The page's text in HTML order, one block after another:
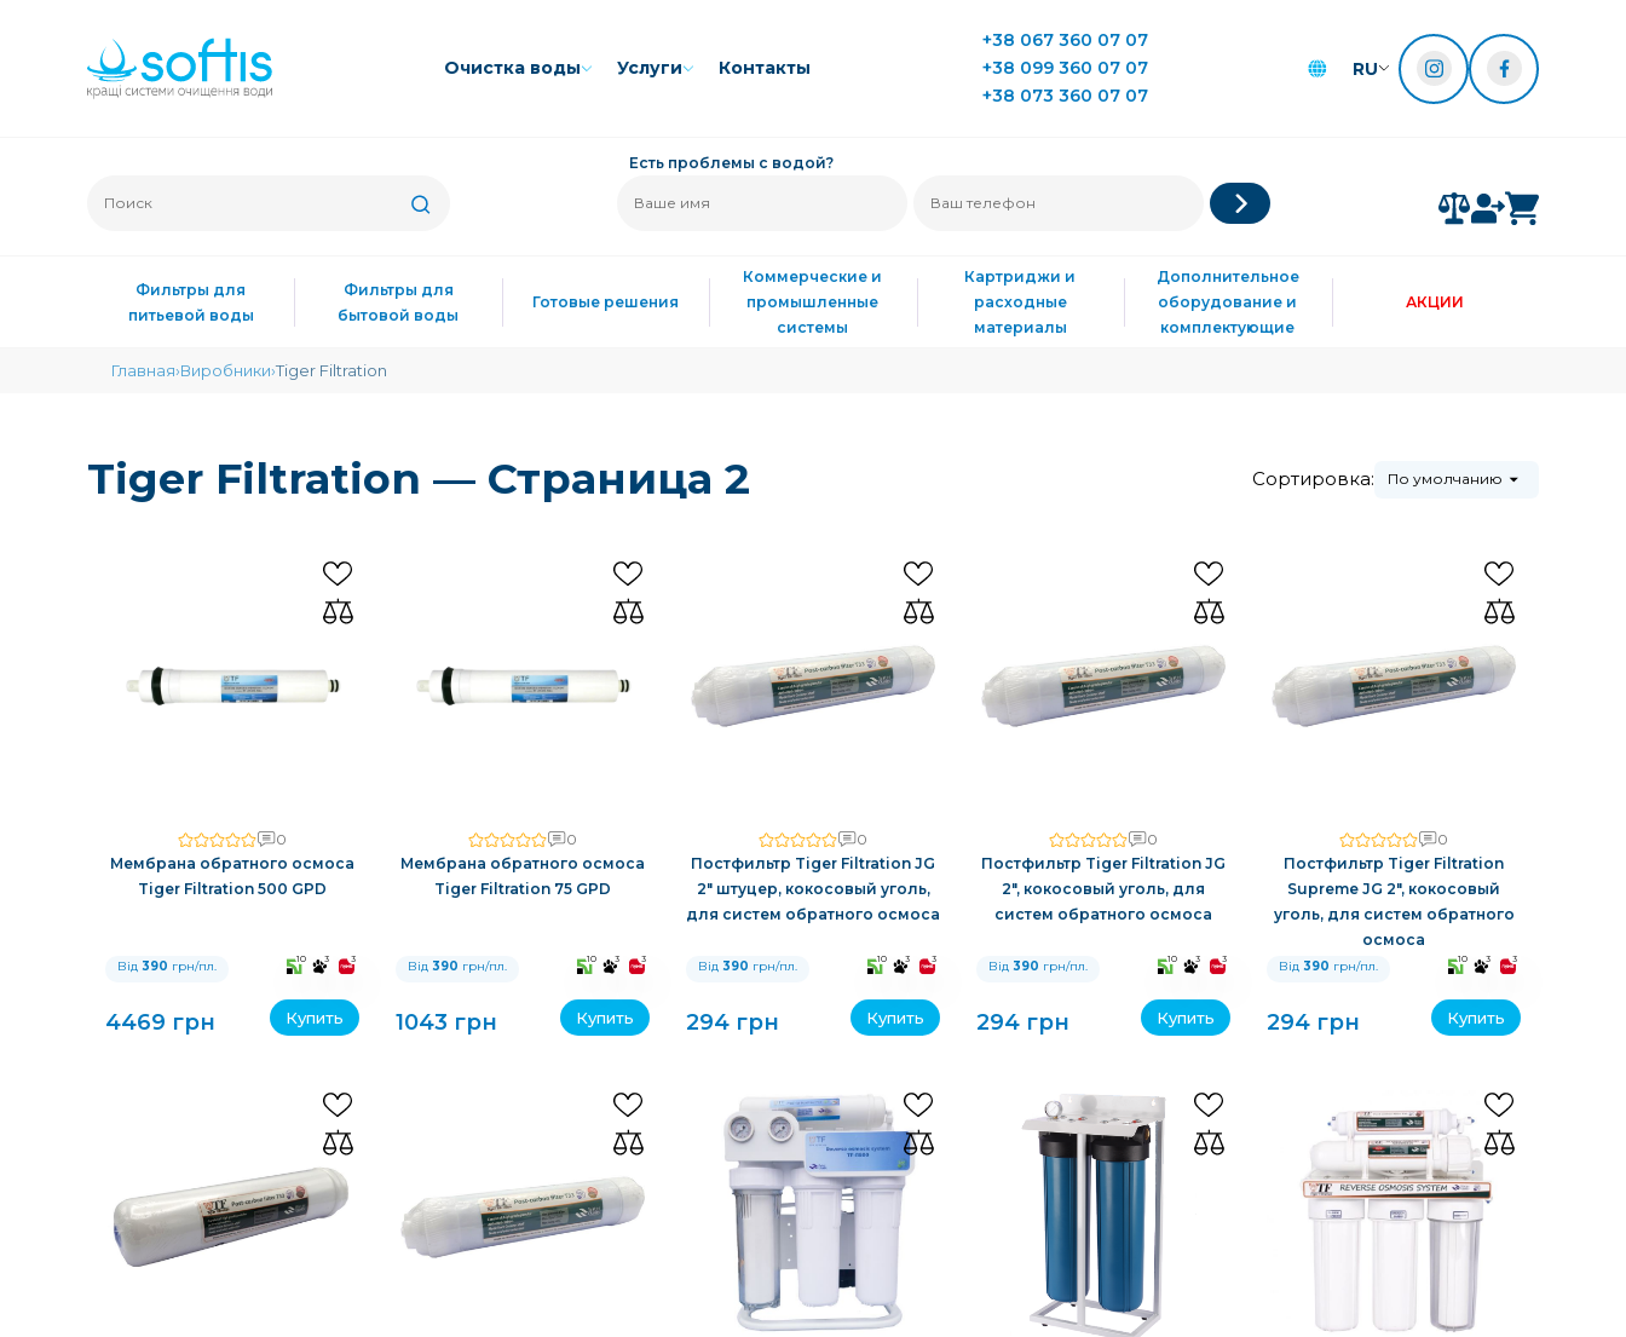
Очиcтка воды Услуги Контакты
+38 067 360 07 07
+38 099 360 07 07
+38 073 360 07 07
RU
Есть проблемы с водой?
Фильтры для
питьевой воды
Фильтры для
бытовой воды
Готовые решения
Коммерческие и
промышленные
системы
Картриджи и
расходные
материалы
Дополнительное
оборудование и
комплектующие
АКЦИИ
Главная Виробники Tiger Filtration
Tiger Filtration — Страница 2 Сортировка: По умолчанию
0
Мембрана обратного осмоса
Tiger Filtration 500 GPD
Від 390 грн/пл. 10 3 3
4469 грн Купить
0
Мембрана обратного осмоса
Tiger Filtration 75 GPD
Від 390 грн/пл. 10 3 3
1043 грн Купить
0
Постфильтр Tiger Filtration JG
2" штуцер, кокосовый уголь,
для систем обратного осмоса
Від 390 грн/пл. 10 3 3
294 грн Купить
0
Постфильтр Tiger Filtration JG
2", кокосовый уголь, для
систем обратного осмоса
Від 390 грн/пл. 10 3 3
294 грн Купить
0
Постфильтр Tiger Filtration
Supreme JG 2", кокосовый
уголь, для систем обратного
осмоса
Від 390 грн/пл. 10 3 3
294 грн Купить